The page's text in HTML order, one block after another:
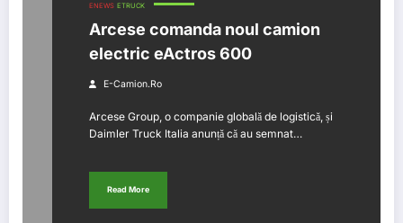
ENEWS ETRUCK
Arcese comanda noul camion
electric eActros 600
E-Camion.ro
Arcese Group, o companie globală de logistică, și
Daimler Truck Italia anunță că au semnat…
Read More